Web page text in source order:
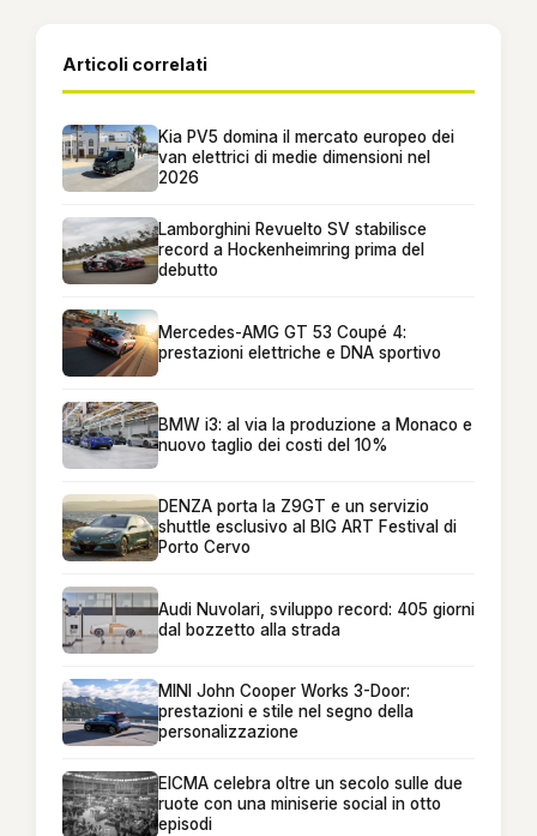
Articoli correlati
Kia PV5 domina il mercato europeo dei
van elettrici di medie dimensioni nel
2026
Lamborghini Revuelto SV stabilisce
record a Hockenheimring prima del
debutto
Mercedes-AMG GT 53 Coupé 4:
prestazioni elettriche e DNA sportivo
BMW i3: al via la produzione a Monaco e
nuovo taglio dei costi del 10%
DENZA porta la Z9GT e un servizio
shuttle esclusivo al BIG ART Festival di
Porto Cervo
Audi Nuvolari, sviluppo record: 405 giorni
dal bozzetto alla strada
MINI John Cooper Works 3-Door:
prestazioni e stile nel segno della
personalizzazione
EICMA celebra oltre un secolo sulle due
ruote con una miniserie social in otto
episodi